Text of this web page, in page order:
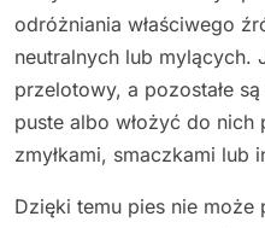
odróżniania właściwego
neutralnych lub mylących.
przelotowy, a pozostałe
puste albo włożyć do nich
zmyłkami, smaczkami lub
Dzięki temu pies nie